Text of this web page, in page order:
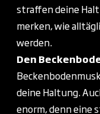
straffen deine
merken, wie
werden.
Den
deine Haltung.
enorm, denn eine